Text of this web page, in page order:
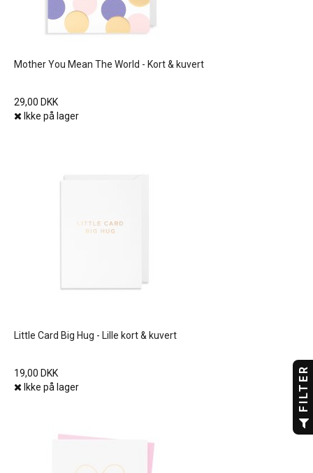
Mother You Mean The World - Kort & kuvert
29,00 DKK
Ikke på lager
Little Card Big Hug - Lille kort & kuvert
19,00 DKK
Ikke på lager
FILTER